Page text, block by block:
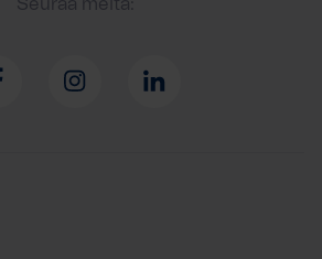
Seuraa meitä: